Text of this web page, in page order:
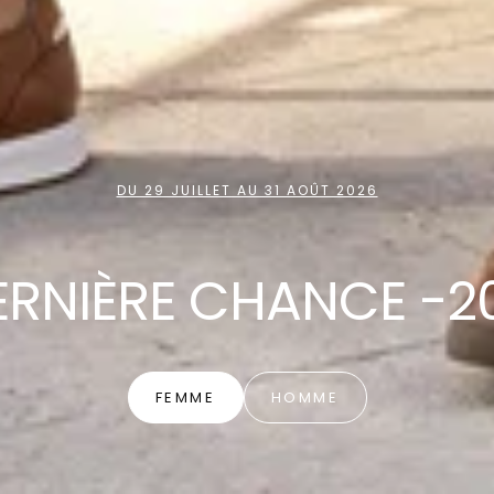
DU 29 JUILLET AU 31 AOÛT 2026
CHANCE -
FEMME HOMME